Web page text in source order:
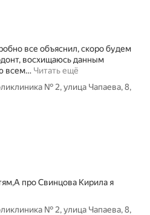
все объяснил, скоро будем
восхищаюсь данным
всем… Читать ещё
№ 2, улица Чапаева, 8,
про Свинцова Кирила я
№ 2, улица Чапаева, 8,